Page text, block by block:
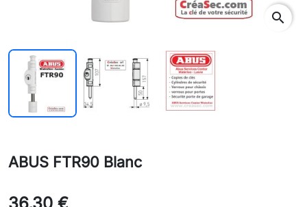
search
ABUS FTR90 Blanc